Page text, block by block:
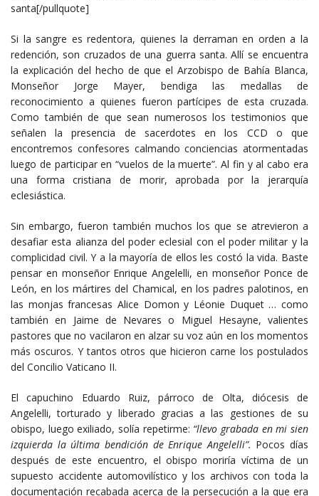
santa[/pullquote]
Si la sangre es redentora, quienes la derraman en orden a la
redención, son cruzados de una guerra santa. Allí se encuentra
la explicación del hecho de que el Arzobispo de Bahía Blanca,
Monseñor Jorge Mayer, bendiga las medallas de
reconocimiento a quienes fueron partícipes de esta cruzada.
Como también de que sean numerosos los testimonios que
señalen la presencia de sacerdotes en los CCD o que
encontremos confesores calmando conciencias atormentadas
luego de participar en “vuelos de la muerte”. Al fin y al cabo era
una forma cristiana de morir, aprobada por la jerarquía
eclesiástica.
Sin embargo, fueron también muchos los que se atrevieron a
desafiar esta alianza del poder eclesial con el poder militar y la
complicidad civil. Y a la mayoría de ellos les costó la vida. Baste
pensar en monseñor Enrique Angelelli, en monseñor Ponce de
León, en los mártires del Chamical, en los padres palotinos, en
las monjas francesas Alice Domon y Léonie Duquet … como
también en Jaime de Nevares o Miguel Hesayne, valientes
pastores que no vacilaron en alzar su voz aún en los momentos
más oscuros. Y tantos otros que hicieron carne los postulados
del Concilio Vaticano II.
El capuchino Eduardo Ruiz, párroco de Olta, diócesis de
Angelelli, torturado y liberado gracias a las gestiones de su
obispo, luego exiliado, solía repetirme: “llevo grabada en mi sien
izquierda la última bendición de Enrique Angelelli”. Pocos días
después de este encuentro, el obispo moriría víctima de un
supuesto accidente automovilístico y los archivos con toda la
documentación recabada acerca de la persecución a la que era